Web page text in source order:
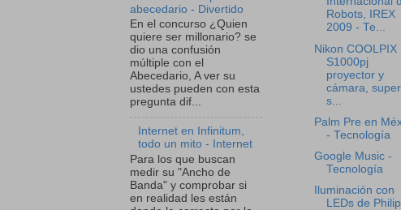
abecedario - Divertido
En el concurso ¿Quien
quiere ser millonario? se
dio una confusión
múltiple con el
Abecedario, A ver su
ustedes pueden con esta
pregunta dif...
Internet en Infinitum,
todo un mito - Internet
Para los que buscan
medir su "Ancho de
Banda" y comprobar si
en realidad les están
Robots, IREX
2009 - Te...
Nikon COOLPIX
S1000pj
proyector y
cámara, super
s...
Palm Pre en
- Tecnología
Google Music -
Tecnología
Iluminación con
LEDs de